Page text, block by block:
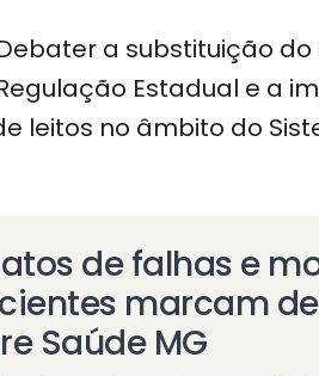
a substituição do
Estadual e a
leitos no âmbito do
de falhas e
marcam
Saúde MG